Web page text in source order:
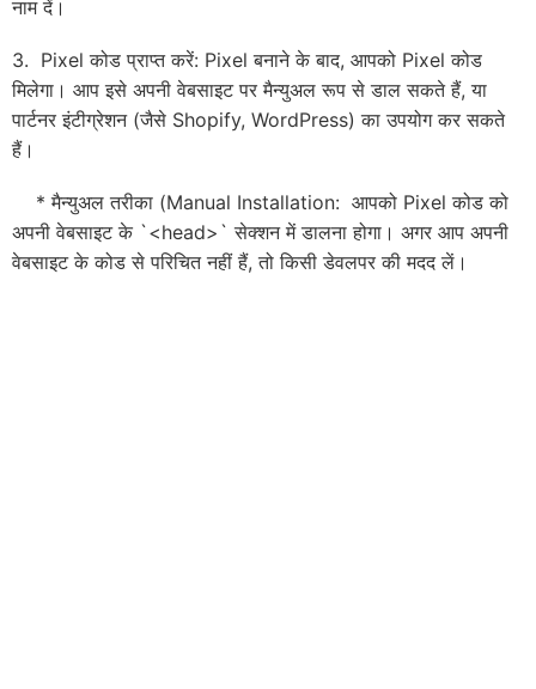
नाम दें।
3. Pixel कोड प्राप्त करें: Pixel बनाने के बाद, आपको Pixel कोड
मिलेगा। आप इसे अपनी वेबसाइट पर मैन्युअल रूप से डाल सकते हैं, या
पार्टनर इंटीग्रेशन (जैसे Shopify, WordPress) का उपयोग कर सकते
हैं।
* मैन्युअल तरीका (Manual Installation: आपको Pixel कोड को
अपनी वेबसाइट के `<head>` सेक्शन में डालना होगा। अगर आप अपनी
वेबसाइट के कोड से परिचित नहीं हैं, तो किसी डेवलपर की मदद लें।